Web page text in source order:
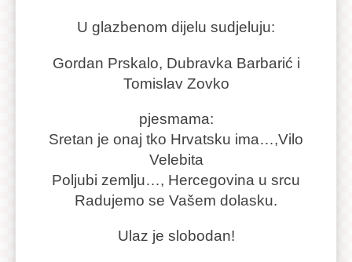
U glazbenom dijelu sudjeluju:
Gordan Prskalo, Dubravka Barbarić i
Tomislav Zovko
pjesmama:
Sretan je onaj tko Hrvatsku ima…,Vilo
Velebita
Poljubi zemlju…, Hercegovina u srcu
Radujemo se Vašem dolasku.
Ulaz je slobodan!